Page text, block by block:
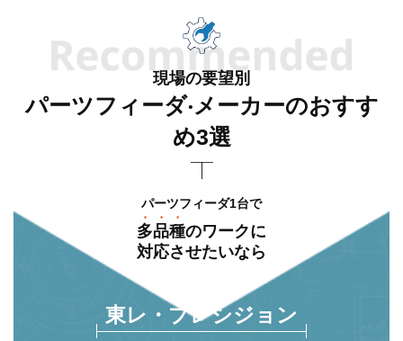
現場の要望別
パーツフィーダ‧メーカーのおすす
め3選
パーツフィーダ1台で
多品種のワークに
対応させたいなら
東レ・プレシジョン